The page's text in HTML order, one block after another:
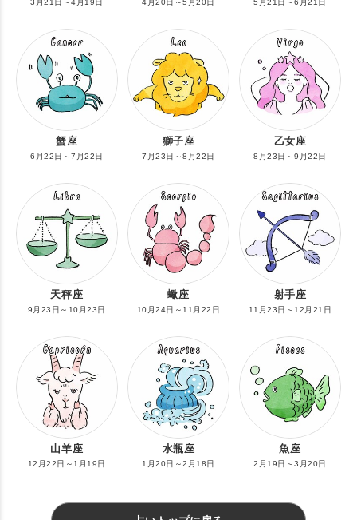
3月21日～4月19日 4月20日～5月20日 5月21日～6月21日
蟹座
6月22日～7月22日
獅子座
7月23日～8月22日
乙女座
8月23日～9月22日
天秤座
9月23日～10月23日
蠍座
10月24日～11月22日
射手座
11月23日～12月21日
山羊座
12月22日～1月19日
水瓶座
1月20日～2月18日
魚座
2月19日～3月20日